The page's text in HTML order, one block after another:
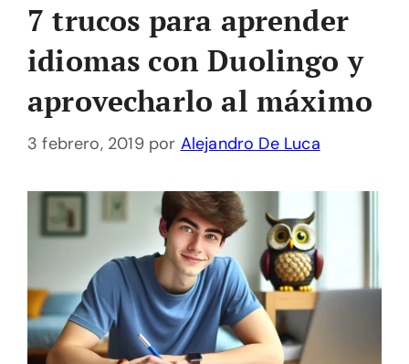
7 trucos para aprender
idiomas con Duolingo y
aprovecharlo al máximo
3 febrero, 2019 por Alejandro De Luca